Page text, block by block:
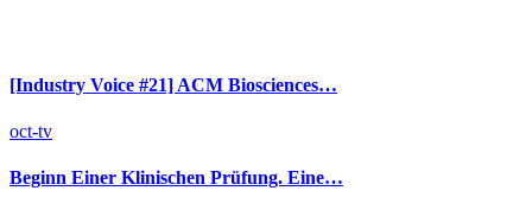
[Industry Voice #21] ACM Biosciences…
oct-tv
Beginn Einer Klinischen Prüfung. Eine…